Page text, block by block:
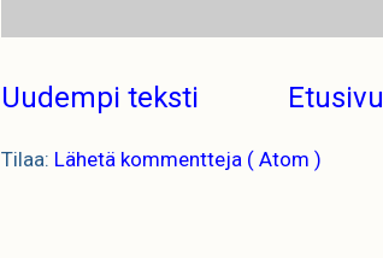
Uudempi teksti Etusivu
Tilaa: Lähetä kommentteja ( Atom )